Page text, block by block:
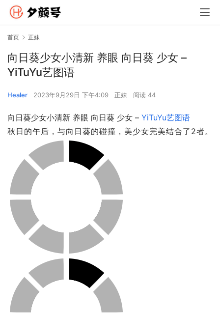
首页 正妹
向日葵少女小清新 养眼 向日葵 少女 –
YiTuYu艺图语
Healer 2023年9月29日 下午4:09 正妹 阅读 44
向日葵少女小清新 养眼 向日葵 少女 – YiTuYu艺图语
秋日的午后，与向日葵的碰撞，美少女完美结合了2者。